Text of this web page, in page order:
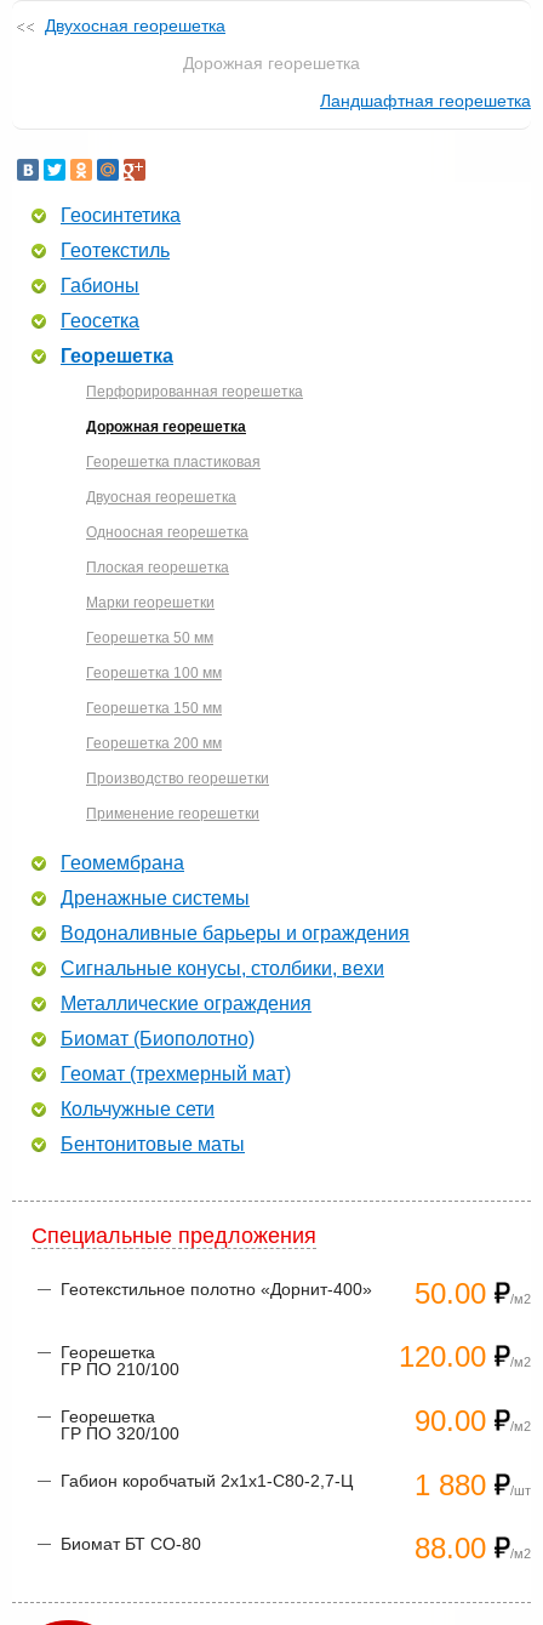
Двухосная георешетка
Дорожная георешетка
Ландшафтная георешетка
Геосинтетика
Геотекстиль
Габионы
Геосетка
Георешетка
Перфорированная георешетка
Дорожная георешетка
Георешетка пластиковая
Двуосная георешетка
Одноосная георешетка
Плоская георешетка
Марки георешетки
Георешетка 50 мм
Георешетка 100 мм
Георешетка 150 мм
Георешетка 200 мм
Производство георешетки
Применение георешетки
Геомембрана
Дренажные системы
Водоналивные барьеры и ограждения
Сигнальные конусы, столбики, вехи
Металлические ограждения
Биомат (Биополотно)
Геомат (трехмерный мат)
Кольчужные сети
Бентонитовые маты
Специальные предложения
50.00 /м2
Геотекстильное полотно «Дорнит-400»
120.00 /м2
Георешетка
ГР ПО 210/100
90.00 /м2
Георешетка
ГР ПО 320/100
1 880 /шт
Габион коробчатый 2х1х1-С80-2,7-Ц
88.00 /м2
Биомат БТ СО-80